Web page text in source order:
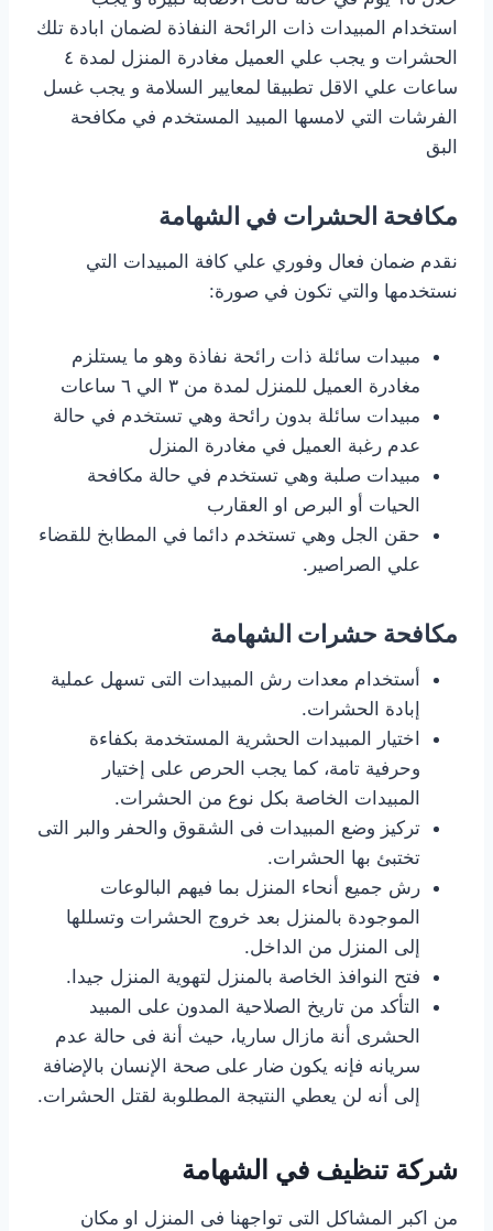
استخدام المبيدات ذات الرائحة النفاذة لضمان ابادة تلك
الحشرات و يجب علي العميل مغادرة المنزل لمدة ٤
ساعات علي الاقل تطبيقا لمعايير السلامة و يجب غسل
الفرشات التي لامسها المبيد المستخدم في مكافحة
البق
مكافحة الحشرات في الشهامة
نقدم ضمان فعال وفوري علي كافة المبيدات التي
نستخدمها والتي تكون في صورة:
مبيدات سائلة ذات رائحة نفاذة وهو ما يستلزم
مغادرة العميل للمنزل لمدة من ٣ الي ٦ ساعات
مبيدات سائلة بدون رائحة وهي تستخدم في حالة
عدم رغبة العميل في مغادرة المنزل
مبيدات صلبة وهي تستخدم في حالة مكافحة
الحيات أو البرص او العقارب
حقن الجل وهي تستخدم دائما في المطابخ للقضاء
علي الصراصير.
مكافحة حشرات الشهامة
أستخدام معدات رش المبيدات التى تسهل عملية
إبادة الحشرات.
اختيار المبيدات الحشرية المستخدمة بكفاءة
وحرفية تامة، كما يجب الحرص على إختيار
المبيدات الخاصة بكل نوع من الحشرات.
تركيز وضع المبيدات فى الشقوق والحفر والبر التى
تختبئ بها الحشرات.
رش جميع أنحاء المنزل بما فيهم البالوعات
الموجودة بالمنزل بعد خروج الحشرات وتسللها
إلى المنزل من الداخل.
فتح النوافذ الخاصة بالمنزل لتهوية المنزل جيدا.
التأكد من تاريخ الصلاحية المدون على المبيد
الحشرى أنة مازال ساريا، حيث أنة فى حالة عدم
سريانه فإنه يكون ضار على صحة الإنسان بالإضافة
إلى أنه لن يعطي النتيجة المطلوبة لقتل الحشرات.
شركة تنظيف في الشهامة
من اكبر المشاكل التى تواجهنا فى المنزل او مكان